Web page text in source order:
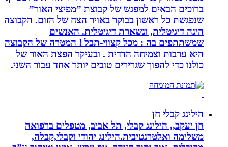
ברוכים הבאים למפגש של קבוצת ”מפיצי האור”
שנפגשת כל ראשון בבוקר באויר הצח של הזום. הקבוצה
הינה דיגיטלית, ונשארת דיגיטלית. האנשים
שמשתתפים בה : מכל קצווי-תבל ! המטרה של הקבוצה
היא ערבות וצמיחה הדדית . ובעיקר הפצת האור של
כולנו כדי להפוך שגרירים טובים יותר אחד עבור השני.
הילינג קבלי חן
חן יעקב,, הילינג קבלי, תל אביב, מטפלים ברפואה
משלימה ואלטרנטיבית.הילינג יהודי וקבלי,קבלה,